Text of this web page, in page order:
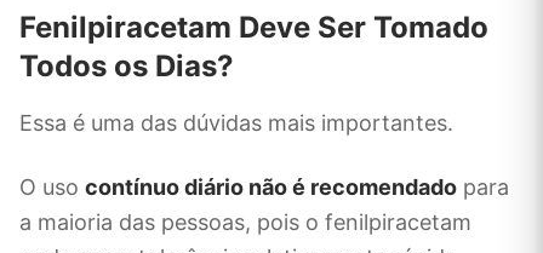
Fenilpiracetam Deve Ser Tomado
Todos os Dias?
Essa é uma das dúvidas mais importantes.
O uso contínuo diário não é recomendado para
a maioria das pessoas, pois o fenilpiracetam